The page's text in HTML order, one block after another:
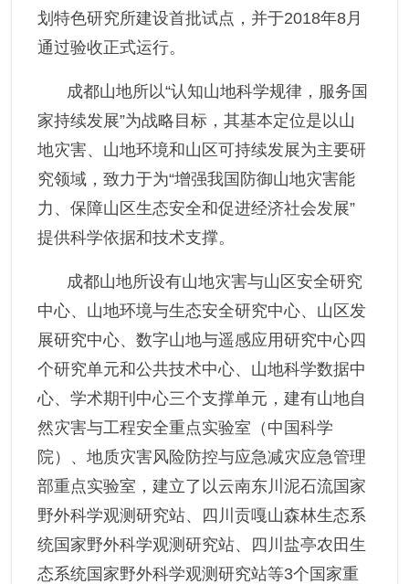
划特色研究所建设首批试点，并于2018年8月
通过验收正式运行。
成都山地所以“认知山地科学规律，服务国
家持续发展”为战略目标，其基本定位是以山
地灾害、山地环境和山区可持续发展为主要研
究领域，致力于为“增强我国防御山地灾害能
力、保障山区生态安全和促进经济社会发展”
提供科学依据和技术支撑。
成都山地所设有山地灾害与山区安全研究
中心、山地环境与生态安全研究中心、山区发
展研究中心、数字山地与遥感应用研究中心四
个研究单元和公共技术中心、山地科学数据中
心、学术期刊中心三个支撑单元，建有山地自
然灾害与工程安全重点实验室（中国科学
院）、地质灾害风险防控与应急减灾应急管理
部重点实验室，建立了以云南东川泥石流国家
野外科学观测研究站、四川贡嘎山森林生态系
统国家野外科学观测研究站、四川盐亭农田生
态系统国家野外科学观测研究站等3个国家重